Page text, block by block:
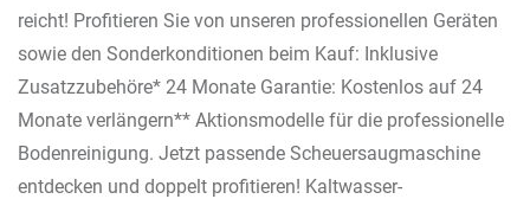
reicht! Profitieren Sie von unseren professionellen Geräten
sowie den Sonderkonditionen beim Kauf: Inklusive
Zusatzzubehöre* 24 Monate Garantie: Kostenlos auf 24
Monate verlängern** Aktionsmodelle für die professionelle
Bodenreinigung. Jetzt passende Scheuersaugmaschine
entdecken und doppelt profitieren! Kaltwasser-